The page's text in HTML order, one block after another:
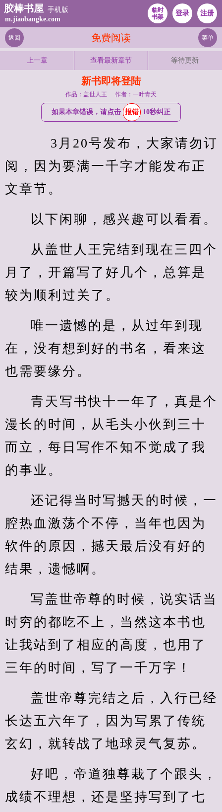
胶棒书屋 手机版
m.jiaobangke.com
临时
书架
登录 注册
免费阅读
返回 菜单
上一章 查看最新章节 等待更新
新书即将登陆
作品：盖世人王 作者：一叶青天
如果本章错误，请点击 报错 10秒纠正
阅，因为要满一千字才能发布正
文章节。
以下闲聊，感兴趣可以看看。
从盖世人王完结到现在三四个
月了，开篇写了好几个，总算是
较为顺利过关了。
唯一遗憾的是，从过年到现
在，没有想到好的书名，看来这
也需要缘分。
青天写书快十一年了，真是个
漫长的时间，从毛头小伙到三十
而立，每日写作不知不觉成了我
的事业。
还记得当时写撼天的时候，一
腔热血激荡个不停，当年也因为
软件的原因，撼天最后没有好的
结果，遗憾啊。
写盖世帝尊的时候，说实话当
时穷的都吃不上，当然这本书也
让我站到了相应的高度，也用了
三年的时间，写了一千万字！
盖世帝尊完结之后，入行已经
长达五六年了，因为写累了传统
玄幻，就转战了地球灵气复苏。
好吧，帝道独尊栽了个跟头，
成绩不理想，还是坚持写到了七